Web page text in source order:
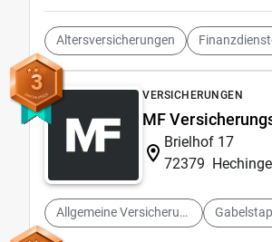
Altersversicherungen
3 VERSICHERUNGEN
MF
Brielhof 17
72379
Allgemeine Versicherungen